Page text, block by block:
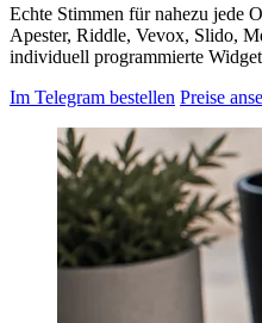
Echte Stimmen für nahezu jede
Apester, Riddle, Vevox, Slido,
individuell programmierte
Im Telegram bestellen Preise